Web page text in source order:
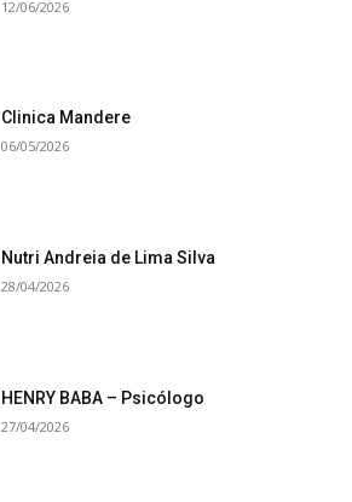
12/06/2026
Clinica Mandere
06/05/2026
Nutri Andreia de Lima Silva
28/04/2026
HENRY BABA – Psicólogo
27/04/2026